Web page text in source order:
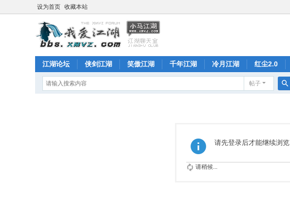
设为首页 收藏本站
江湖论坛 侠剑江湖 笑傲江湖 千年江湖 冷月江湖 红尘2.0
帖子
请先登录后才能继续浏览
请稍候...